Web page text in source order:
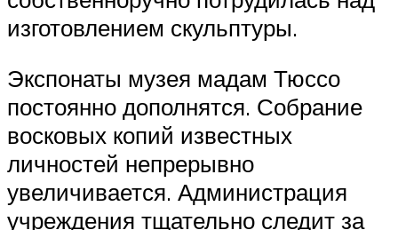
изготовлением скульптуры.
Экспонаты музея мадам Тюссо
постоянно дополнятся. Собрание
восковых копий известных
личностей непрерывно
увеличивается. Администрация
учреждения тщательно следит за